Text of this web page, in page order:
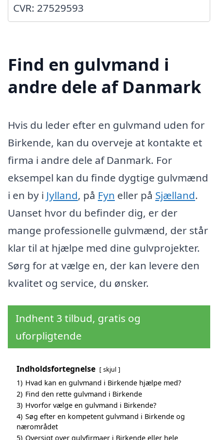
CVR: 27529593
Find en gulvmand i
andre dele af Danmark
Hvis du leder efter en gulvmand uden for
Birkende, kan du overveje at kontakte et
firma i andre dele af Danmark. For
eksempel kan du finde dygtige gulvmænd
i en by i Jylland, på Fyn eller på Sjælland.
Uanset hvor du befinder dig, er der
mange professionelle gulvmænd, der står
klar til at hjælpe med dine gulvprojekter.
Sørg for at vælge en, der kan levere den
kvalitet og service, du ønsker.
Indhent 3 tilbud, gratis og
uforpligtende
Indholdsfortegnelse skjul
1) Hvad kan en gulvmand i Birkende hjælpe med?
2) Find den rette gulvmand i Birkende
3) Hvorfor vælge en gulvmand i Birkende?
4) Søg efter en kompetent gulvmand i Birkende og
nærområdet
5) Oversigt over gulvfirmaer i Birkende eller hele